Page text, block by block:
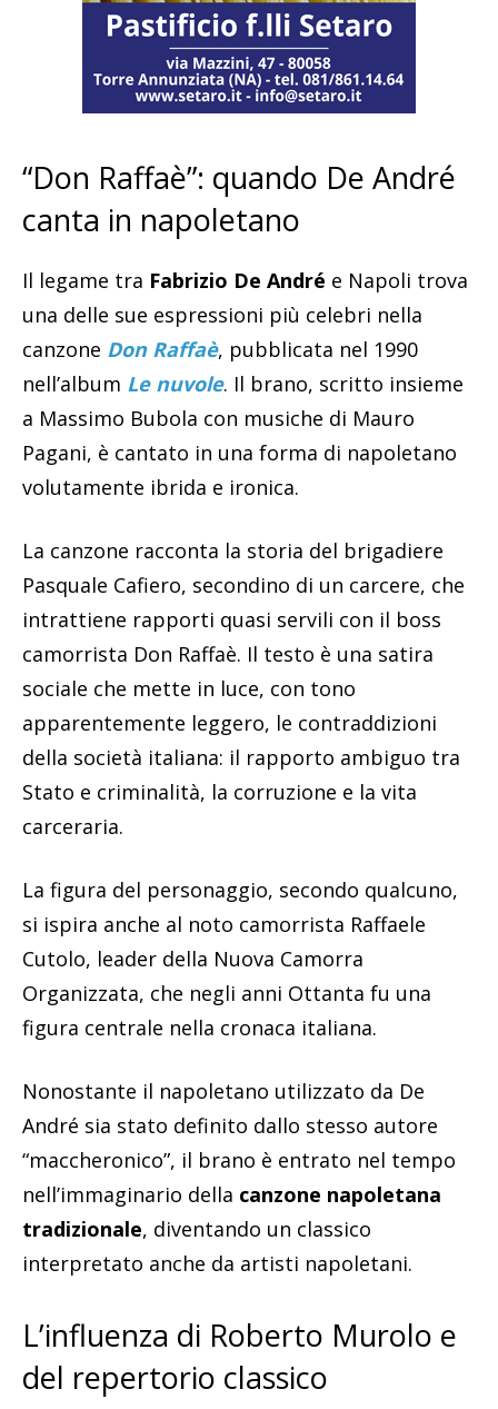
“Don Raffaè”: quando De André
canta in napoletano
Il legame tra Fabrizio De André e Napoli trova
una delle sue espressioni più celebri nella
canzone Don Raffaè, pubblicata nel 1990
nell’album Le nuvole. Il brano, scritto insieme
a Massimo Bubola con musiche di Mauro
Pagani, è cantato in una forma di napoletano
volutamente ibrida e ironica.
La canzone racconta la storia del brigadiere
Pasquale Cafiero, secondino di un carcere, che
intrattiene rapporti quasi servili con il boss
camorrista Don Raffaè. Il testo è una satira
sociale che mette in luce, con tono
apparentemente leggero, le contraddizioni
della società italiana: il rapporto ambiguo tra
Stato e criminalità, la corruzione e la vita
carceraria.
La figura del personaggio, secondo qualcuno,
si ispira anche al noto camorrista Raffaele
Cutolo, leader della Nuova Camorra
Organizzata, che negli anni Ottanta fu una
figura centrale nella cronaca italiana.
Nonostante il napoletano utilizzato da De
André sia stato definito dallo stesso autore
“maccheronico”, il brano è entrato nel tempo
nell’immaginario della canzone napoletana
tradizionale, diventando un classico
interpretato anche da artisti napoletani.
L’influenza di Roberto Murolo e
del repertorio classico